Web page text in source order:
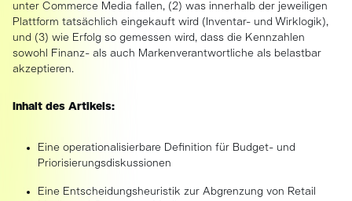
unter Commerce Media fallen, (2) was innerhalb der jeweiligen
Plattform tatsächlich eingekauft wird (Inventar- und Wirklogik),
und (3) wie Erfolg so gemessen wird, dass die Kennzahlen
sowohl Finanz- als auch Markenverantwortliche als belastbar
akzeptieren.
Inhalt des Artikels:
Eine operationalisierbare Definition für Budget- und
Priorisierungsdiskussionen
Eine Entscheidungsheuristik zur Abgrenzung von Retail